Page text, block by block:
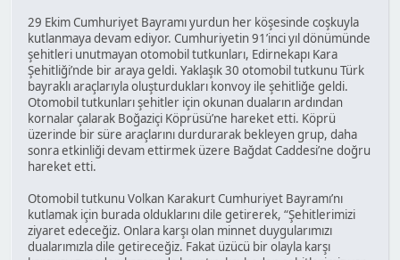
29 Ekim Cumhuriyet Bayramı yurdun her köşesinde coşkuyla
kutlanmaya devam ediyor. Cumhuriyetin 91’inci yıl dönümünde
şehitleri unutmayan otomobil tutkunları, Edirnekapı Kara
Şehitliği’nde bir araya geldi. Yaklaşık 30 otomobil tutkunu Türk
bayraklı araçlarıyla oluşturdukları konvoy ile şehitliğe geldi.
Otomobil tutkunları şehitler için okunan duaların ardından
kornalar çalarak Boğaziçi Köprüsü’ne hareket etti. Köprü
üzerinde bir süre araçlarını durdurarak bekleyen grup, daha
sonra etkinliği devam ettirmek üzere Bağdat Caddesi’ne doğru
hareket etti.
Otomobil tutkunu Volkan Karakurt Cumhuriyet Bayramı’nı
kutlamak için burada olduklarını dile getirerek, “Şehitlerimizi
ziyaret edeceğiz. Onlara karşı olan minnet duygularımızı
dualarımızla dile getireceğiz. Fakat üzücü bir olayla karşı